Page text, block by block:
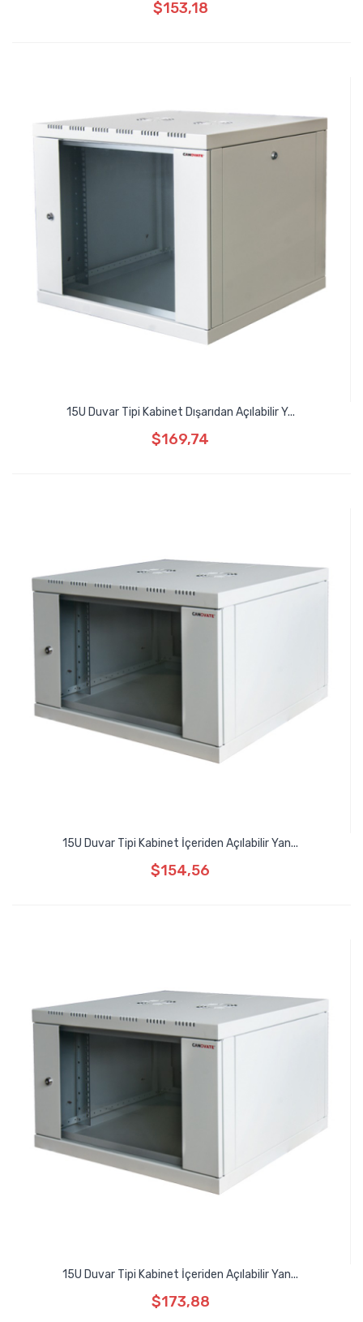
$153,18
15U Duvar Tipi Kabinet Dışarıdan Açılabilir Y...
$169,74
15U Duvar Tipi Kabinet İçeriden Açılabilir Yan...
$154,56
15U Duvar Tipi Kabinet İçeriden Açılabilir Yan...
$173,88